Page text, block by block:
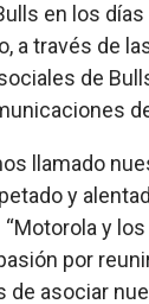
en los
a través de
de
llamado
y
y
por
asociar